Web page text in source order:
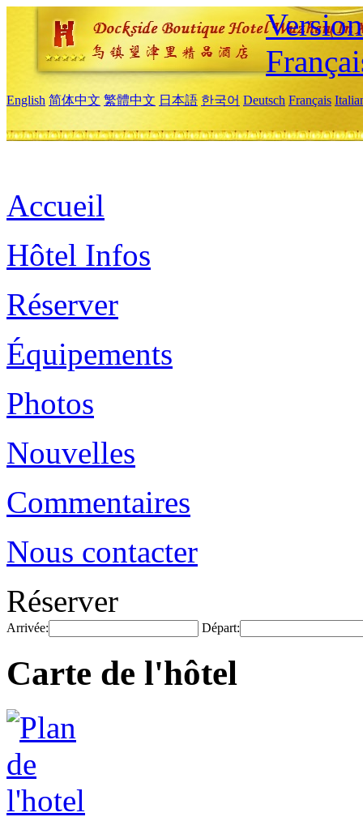
English 简体中文 繁體中文 日本語 한국어 Deutsch Français
Accueil
Hôtel Infos
Réserver
Équipements
Photos
Nouvelles
Commentaires
Nous contacter
Réserver
Arrivée: Départ:
Carte de l'hôtel